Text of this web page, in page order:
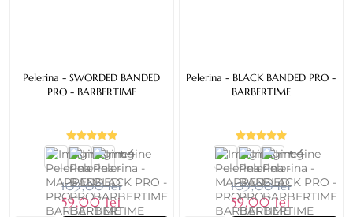
Pelerina - SWORDED BANDED
PRO - BARBERTIME
+ 4
109,00 lei
59,00 lei
Pelerina - BLACK BANDED PRO -
BARBERTIME
+ 4
109,00 lei
59,00 lei